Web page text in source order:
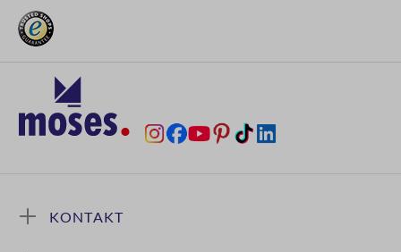
KONTAKT